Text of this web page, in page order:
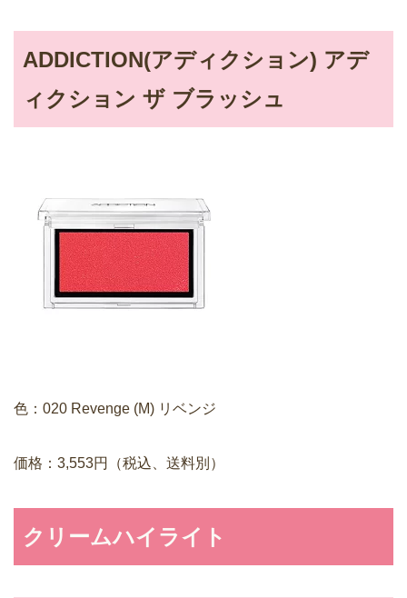
ADDICTION(アディクション) アデ
ィクション ザ ブラッシュ
色：020 Revenge (M) リベンジ
価格：3,553円（税込、送料別）
クリームハイライト